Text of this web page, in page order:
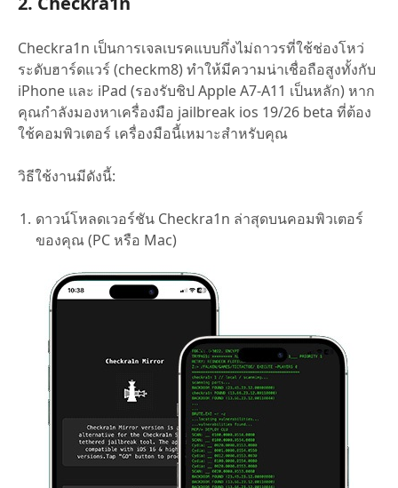
Checkra1n เป็นการเจลเบรคแบบกึ่งไม่ถาวรที่ใช้ช่องโหว่
ระดับฮาร์ดแวร์ (checkm8) ทำให้มีความน่าเชื่อถือสูงทั้งกับ
iPhone และ iPad (รองรับชิป Apple A7-A11 เป็นหลัก) หาก
คุณกำลังมองหาเครื่องมือ jailbreak ios 19/26 beta ที่ต้อง
ใช้คอมพิวเตอร์ เครื่องมือนี้เหมาะสำหรับคุณ
วิธีใช้งานมีดังนี้:
ดาวน์โหลดเวอร์ชัน Checkra1n ล่าสุดบนคอมพิวเตอร์
ของคุณ (PC หรือ Mac)